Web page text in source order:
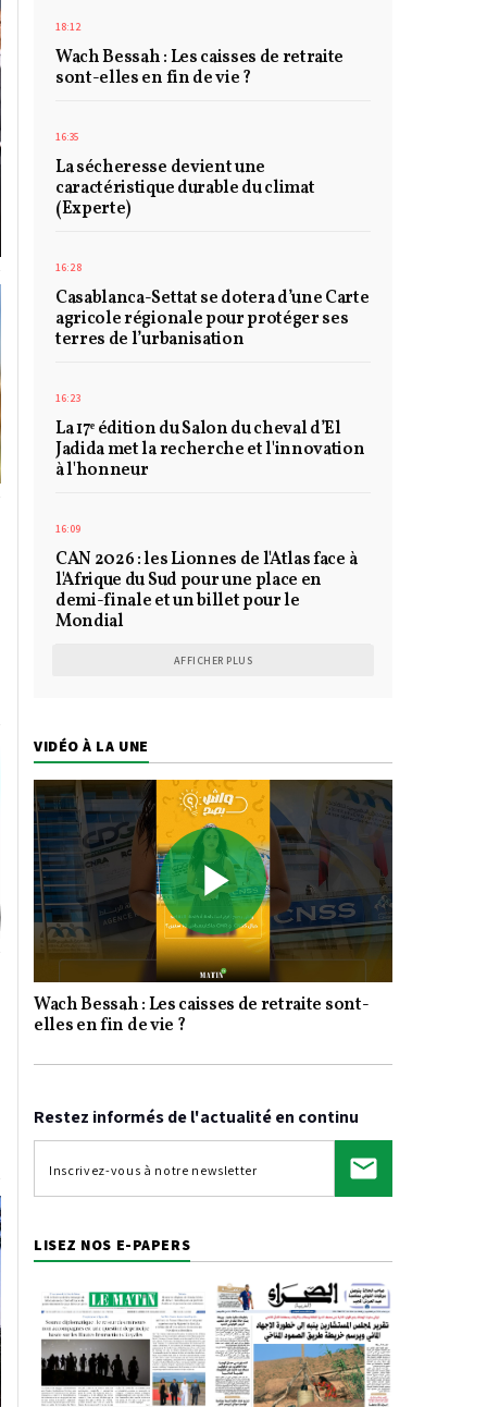
18:12
Wach Bessah : Les caisses de retraite
sont-elles en fin de vie ?
16:35
La sécheresse devient une
caractéristique durable du climat
(Experte)
16:28
Casablanca-Settat se dotera d’une Carte
agricole régionale pour protéger ses
terres de l’urbanisation
16:23
La 17ᵉ édition du Salon du cheval d’El
Jadida met la recherche et l'innovation
à l'honneur
16:09
CAN 2026 : les Lionnes de l'Atlas face à
l'Afrique du Sud pour une place en
demi-finale et un billet pour le
Mondial
AFFICHER PLUS
VIDÉO À LA UNE
Play
Wach Bessah : Les caisses de retraite sont-
elles en fin de vie ?
Restez informés de l'actualité en continu
LISEZ NOS E-PAPERS